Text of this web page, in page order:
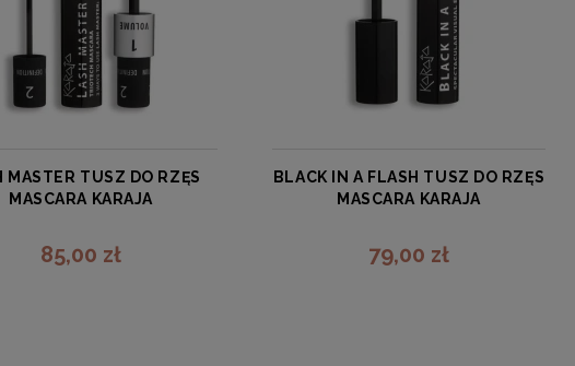
MASTER TUSZ DO RZĘS
MASCARA KARAJA
KARAJA
85,00 zł
BLACK IN A FLASH TUSZ DO RZĘS
MASCARA KARAJA
KARAJA
79,00 zł